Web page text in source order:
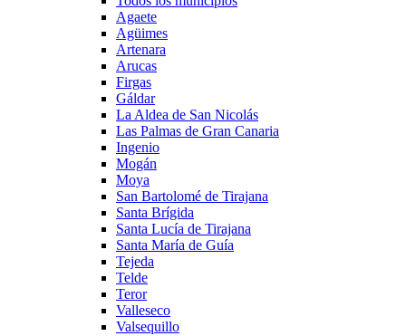
Agaete
Agüimes
Artenara
Arucas
Firgas
Gáldar
La Aldea de San Nicolás
Las Palmas de Gran Canaria
Ingenio
Mogán
Moya
San Bartolomé de Tirajana
Santa Brígida
Santa Lucía de Tirajana
Santa María de Guía
Tejeda
Telde
Teror
Valleseco
Valsequillo